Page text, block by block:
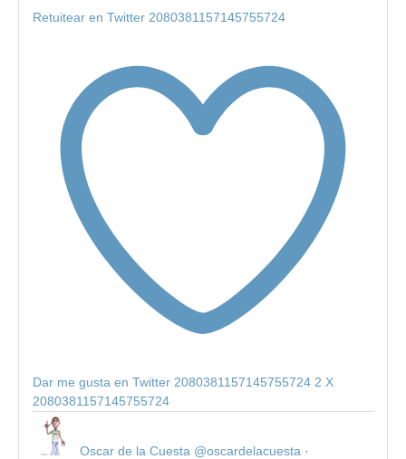
Retuitear en Twitter 2080381157145755724
Dar me gusta en Twitter 2080381157145755724 2 X
2080381157145755724
Oscar de la Cuesta @oscardelacuesta ·